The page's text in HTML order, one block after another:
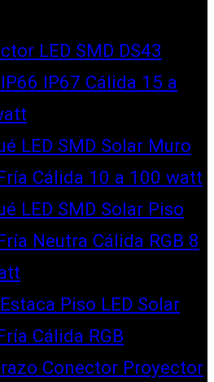
LED SMD DS43
IP67 Cálida 15 a
LED SMD Solar Muro
Cálida 10 a 100 watt
LED SMD Solar Piso
Neutra Cálida RGB 8
Piso LED Solar
Cálida RGB
Conector Proyector